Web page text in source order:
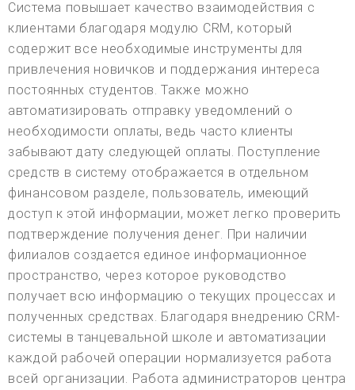
Система повышает качество взаимодействия с
клиентами благодаря модулю CRM, который
содержит все необходимые инструменты для
привлечения новичков и поддержания интереса
постоянных студентов. Также можно
автоматизировать отправку уведомлений о
необходимости оплаты, ведь часто клиенты
забывают дату следующей оплаты. Поступление
средств в систему отображается в отдельном
финансовом разделе, пользователь, имеющий
доступ к этой информации, может легко проверить
подтверждение получения денег. При наличии
филиалов создается единое информационное
пространство, через которое руководство
получает всю информацию о текущих процессах и
полученных средствах. Благодаря внедрению CRM-
системы в танцевальной школе и автоматизации
каждой рабочей операции нормализуется работа
всей организации. Работа администраторов центра